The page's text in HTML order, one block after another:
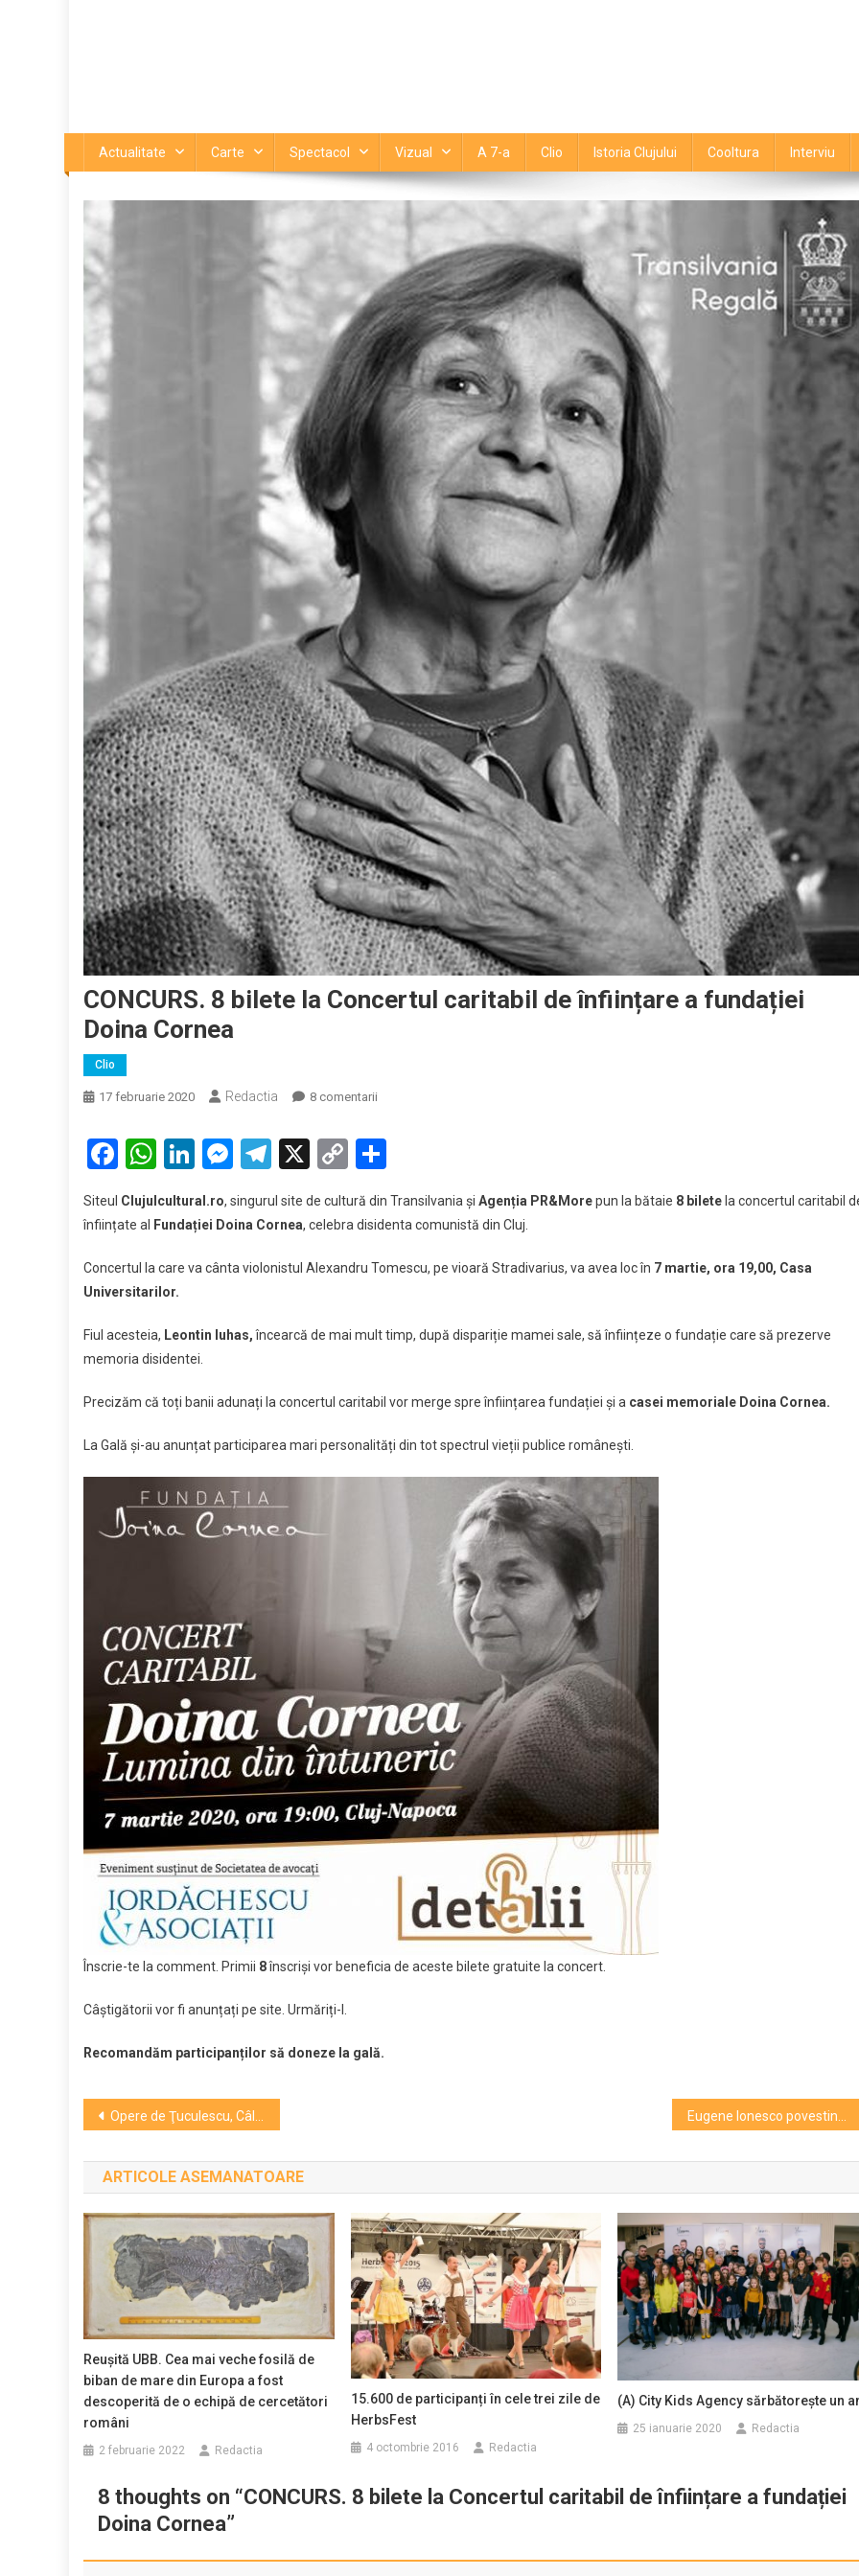
Actualitate Carte Spectacol Vizual A 7-a Clio Istoria Clujului Cooltura Interviu
CONCURS. 8 bilete la Concertul caritabil de înființare a fundației
Doina Cornea
Clio
17 februarie 2020 Redactia 8 comentarii
8
Concertul
caritabil
înființare
Doina
Facebook
WhatsApp
LinkedIn
Messenger
Telegram
X
Copy
Siteul Clujulcultural.ro, singurul site de cultură din Transilvania și Agenția PR&Morepun la bătaie 8 biletela concertul caritabil
înființate al Fundației Doina Cornea, celebra disidenta comunistă din Cluj.
Concertul la care va cânta violonistul Alexandru Tomescu, pe vioară Stradivarius, va avea loc în 7 martie, ora 19,00, Casa
Universitarilor.
Fiul acesteia, Leontin Iuhas,încearcă de mai mult timp, după dispariție mamei sale, să înființeze o fundație care să prezerve
memoria disidentei.
Precizăm că toți banii adunați la concertul caritabil vor merge spre înființarea fundației și a casei memoriale Doina Cornea.
La Gală și-au anunțat participarea mari personalități din tot spectrul vieții publice românești.
Înscrie-te la comment. Primii 8înscriși vor beneficia de aceste bilete gratuite la concert.
Câștigătorii vor fi anunțați pe site. Urmăriți-l.
Recomandăm participanților să doneze la gală.
Navigare
în
articole
Opere de Ţuculescu, Câlţia, Ghenie, în licitaţia de artă postbelică şi contemporană
ARTICOLE ASEMANATOARE
Reușită UBB. Cea mai veche fosilă de
biban de mare din Europa a fost
descoperită de o echipă de cercetători
români
2 februarie 2022 Redactia
15.600 de participanți în cele trei zile de
HerbsFest
4 octombrie 2016 Redactia
(A) City Kids Agency sărbătorește un
25 ianuarie 2020 Redactia
8 thoughts on “CONCURS. 8 bilete la Concertul caritabil de înființare a fundației
Doina Cornea”